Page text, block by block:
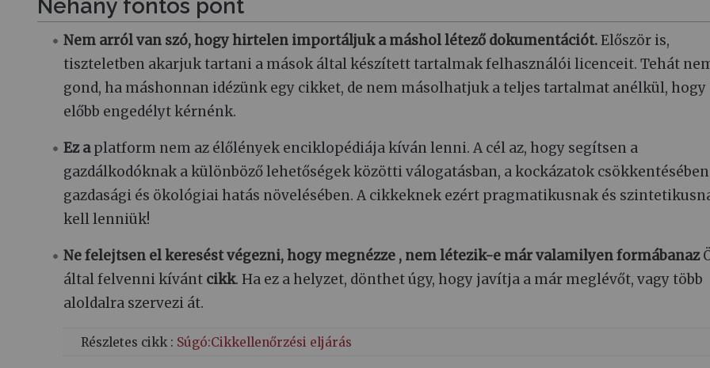
Néhány fontos pont
Nem arról van szó, hogy hirtelen importáljuk a máshol létező dokumentációt.Először is,
tiszteletben akarjuk tartani a mások által készített tartalmak felhasználói licenceit. Tehát
gond, ha máshonnan idézünk egy cikket, de nem másolhatjuk a teljes tartalmat anélkül, hogy
előbb engedélyt kérnénk.
Ez aplatform nem az élőlények enciklopédiája kíván lenni. A cél az, hogy segítsen a
gazdálkodóknak a különböző lehetőségek közötti válogatásban, a kockázatok csökkentésében
gazdasági és ökológiai hatás növelésében. A cikkeknek ezért pragmatikusnak és
kell lenniük!
Ne felejtsen el keresést végezni, hogy megnézze , nem létezik-e már valamilyen formábanaz
által felvenni kívánt cikk. Ha ez a helyzet, dönthet úgy, hogy javítja a már meglévőt, vagy több
aloldalra szervezi át.
Részletes cikk : Súgó:Cikkellenőrzési eljárás